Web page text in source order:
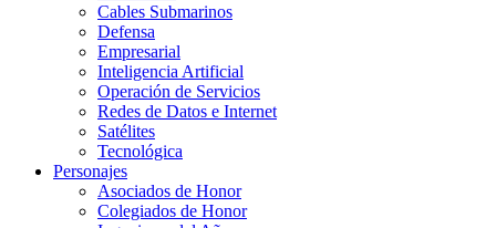
Cables Submarinos
Defensa
Empresarial
Inteligencia Artificial
Operación de Servicios
Redes de Datos e Internet
Satélites
Tecnológica
Personajes
Asociados de Honor
Colegiados de Honor